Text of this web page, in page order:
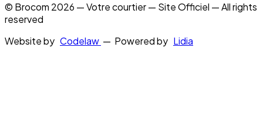
© Brocom 2026 — Votre courtier — Site Officiel — All rights
reserved
Website by Codelaw — Powered by Lidia